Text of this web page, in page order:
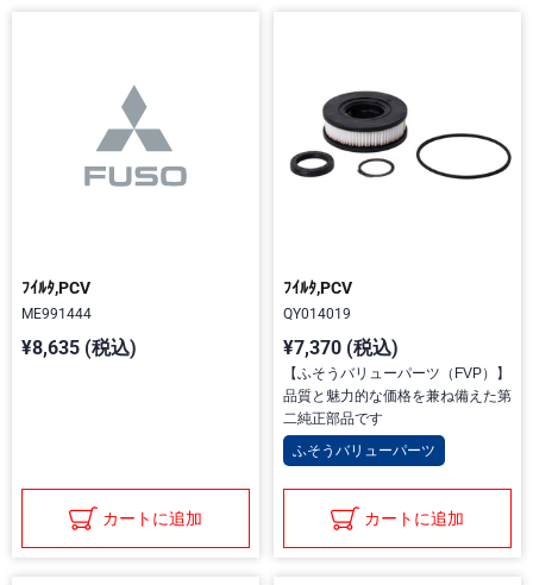
ﾌｲﾙﾀ,PCV
ME991444
¥8,635 (税込)
カートに追加
ﾌｲﾙﾀ,PCV
QY014019
¥7,370 (税込)
【ふそうバリューパーツ（FVP）】
品質と魅力的な価格を兼ね備えた第
二純正部品です
ふそうバリューパーツ
カートに追加